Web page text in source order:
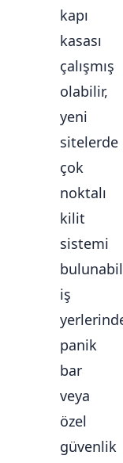
kapı
kasası
çalışmış
olabilir,
yeni
sitelerde
çok
noktalı
kilit
sistemi
iş
panik
bar
veya
özel
güvenlik